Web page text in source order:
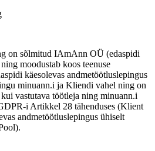
on sõlmitud IAmAnn OÜ (edaspidi
moodustab koos teenuse
käesolevas andmetöötluslepingus
minuann.i ja Kliendi vahel ning on
vastutava töötleja ning minuann.i
i Artikkel 28 tähenduses (Klient
andmetöötluslepingus ühiselt